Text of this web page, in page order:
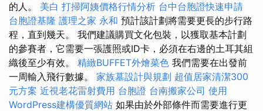
的人。 美白 打掃阿姨價格行情分析 台中台胞證快速申請
台胞證基隆 護理之家 永和 預計該計劃將需要更長的步行路
程，直到幾天。 我們建議購買文化包裝，以獲取基本計劃
的參賽者，它需要一張護照或ID卡，必須在右邊的土耳其組
織後至少有效。 精緻BUFFET外燴菜色 我們需要在出發前
一周輸入飛行數據。 家族墓設計與規劃 超值居家清潔300
元方案 近視老花雷射費用 台胞證 台南搬家公司 使用
WordPress建構優質網站 如果由於外部條件而需要進行更